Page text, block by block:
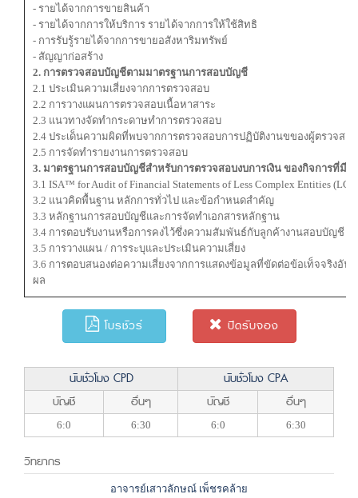
- รายได้จากการขายสินค้า
- รายได้จากการให้บริการ รายได้จากการให้ใช้สิทธิ
- การรับรู้รายได้จากการขายอสังหาริมทรัพย์
- สัญญาก่อสร้าง
2. การตรวจสอบบัญชีตามมาตรฐานการสอบบัญชี
2.1 ประเมินความเสี่ยงจากการตรวจสอบ
2.2 การวางแผนการตรวจสอบเนื้อหาสาระ
2.3 แนวทางจัดทำกระดาษทำการตรวจสอบ
2.4 ประเด็นความผิดที่พบจากการตรวจสอบการปฏิบัติงานขของผู้ตรวจสอ
2.5 การจัดทำรายงานการตรวจสอบ
3. มาตรฐานการสอบบัญชีสำหรับการตรวจสอบงบการเงิน ของกิจการที่มี
3.1 ISA™ for Audit of Financial Statements of Less Complex Entities
3.2 แนวคิดพื้นฐาน หลักการทั่วไป และข้อกำหนดสำคัญ
3.3 หลักฐานการสอบบัญชีและการจัดทำเอกสารหลักฐาน
3.4 การตอบรับงานหรือการคงไว้ซึ่งความสัมพันธ์กับลูกค้างานสอบบัญชี
3.5 การวางแผน / การระบุและประเมินความเสี่ยง
3.6 การตอบสนองต่อความเสี่ยงจากการแสดงข้อมูลที่ขัดต่อข้อเท็จจริงอัน
ผล
โบรชัวร์ ปิดรับจอง
นับชั่วโมง CPD
นับชั่วโมง CPA
บัญชี
อื่นๆ บัญชี อื่นๆ
6:0 6:30 6:0 6:30
วิทยากร
อาจารย์เสาวลักษณ์ เพ็ชรคล้าย